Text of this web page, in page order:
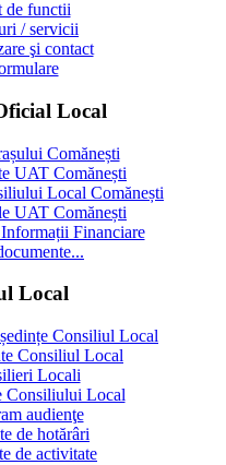
de functii
/ servicii
şi contact
Local
Comănești
UAT Comănești
Local Comănești
UAT Comănești
Financiare
Local
Consiliul Local
Consiliul Local
Locali
Consiliului Local
audienţe
de hotărâri
de activitate